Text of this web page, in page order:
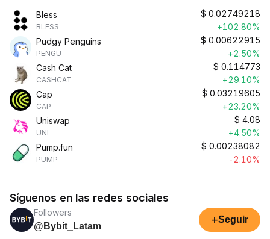
Bless
BLESS
$ 0.02749218
+102.80%
Pudgy Penguins
PENGU
$ 0.00622915
+2.50%
Cash Cat
CASHCAT
$ 0.114773
+29.10%
Cap
CAP
$ 0.03219605
+23.20%
Uniswap
UNI
$ 4.08
+4.50%
Pump.fun
PUMP
$ 0.00238082
-2.10%
Síguenos en las redes sociales
Followers
@Bybit_Latam
+Seguir